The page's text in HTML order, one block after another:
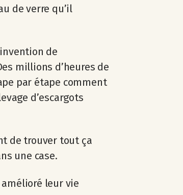
de verre qu’il
de
millions d’heures de
par étape comment
d’escargots
de trouver tout ça
une case.
leur vie